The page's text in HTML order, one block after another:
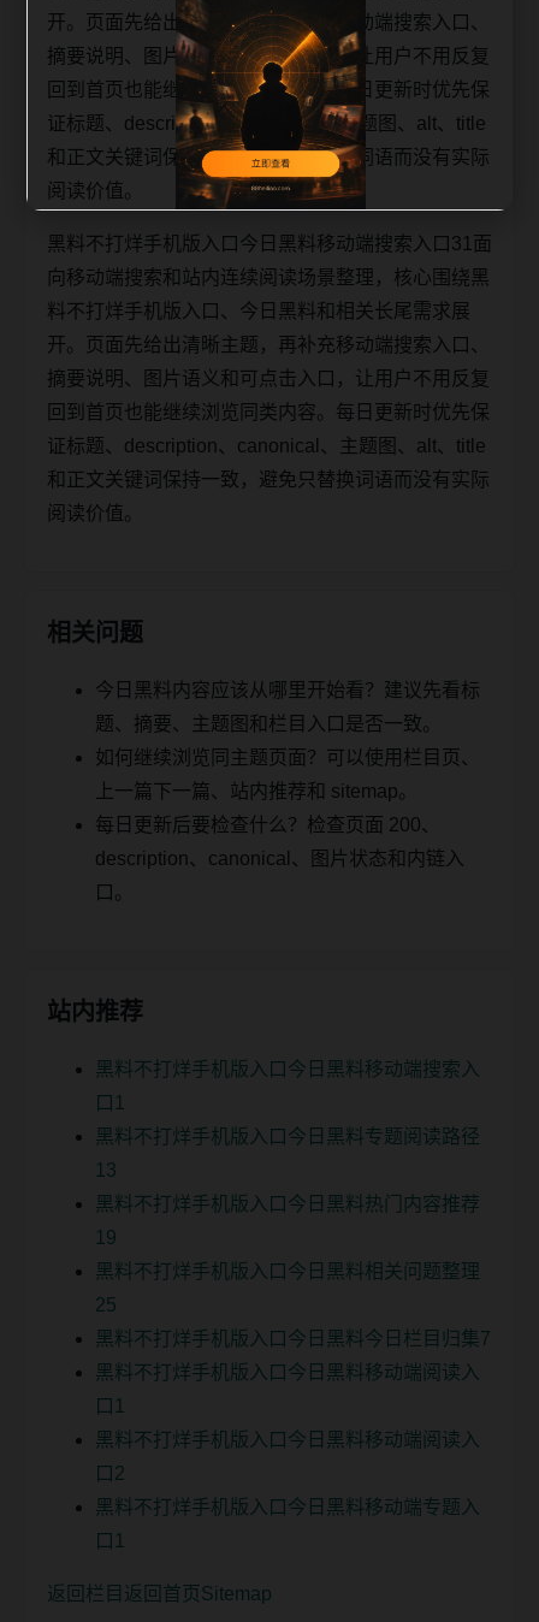
开。页面先给出清晰主题，再补充移动端搜索入口、
摘要说明、图片语义和可点击入口，让用户不用反复
回到首页也能继续浏览同类内容。每日更新时优先保
证标题、description、canonical、主题图、alt、title
和正文关键词保持一致，避免只替换词语而没有实际
阅读价值。
黑料不打烊手机版入口今日黑料移动端搜索入口31面
向移动端搜索和站内连续阅读场景整理，核心围绕黑
料不打烊手机版入口、今日黑料和相关长尾需求展
开。页面先给出清晰主题，再补充移动端搜索入口、
摘要说明、图片语义和可点击入口，让用户不用反复
回到首页也能继续浏览同类内容。每日更新时优先保
证标题、description、canonical、主题图、alt、title
和正文关键词保持一致，避免只替换词语而没有实际
阅读价值。
相关问题
今日黑料内容应该从哪里开始看？建议先看标
题、摘要、主题图和栏目入口是否一致。
如何继续浏览同主题页面？可以使用栏目页、
上一篇下一篇、站内推荐和 sitemap。
每日更新后要检查什么？检查页面 200、
description、canonical、图片状态和内链入
口。
站内推荐
黑料不打烊手机版入口今日黑料移动端搜索入
口1
黑料不打烊手机版入口今日黑料专题阅读路径
13
黑料不打烊手机版入口今日黑料热门内容推荐
19
黑料不打烊手机版入口今日黑料相关问题整理
25
黑料不打烊手机版入口今日黑料今日栏目归集7
黑料不打烊手机版入口今日黑料移动端阅读入
口1
黑料不打烊手机版入口今日黑料移动端阅读入
口2
黑料不打烊手机版入口今日黑料移动端专题入
口1
返回栏目 返回首页 Sitemap